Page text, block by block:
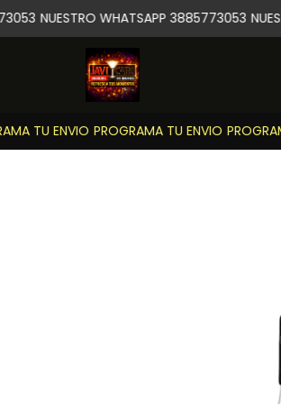
TU ENVIO PROGRAMA TU ENVIO
NUESTRO WHATSAPP 3885773053